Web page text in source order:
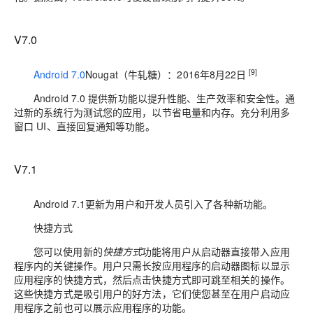
V7.0
Android 7.0Nougat（牛轧糖）：2016年8月22日 [9]
Android 7.0 提供新功能以提升性能、生产效率和安全性。通
过新的系统行为测试您的应用，以节省电量和内存。充分利用多
窗口 UI、直接回复通知等功能。
V7.1
Android 7.1更新为用户和开发人员引入了各种新功能。
快捷方式
您可以使用新的快捷方式功能将用户从启动器直接带入应用
程序内的关键操作。用户只需长按应用程序的启动器图标以显示
应用程序的快捷方式，然后点击快捷方式即可跳至相关的操作。
这些快捷方式是吸引用户的好方法，它们使您甚至在用户启动应
用程序之前也可以展示应用程序的功能。